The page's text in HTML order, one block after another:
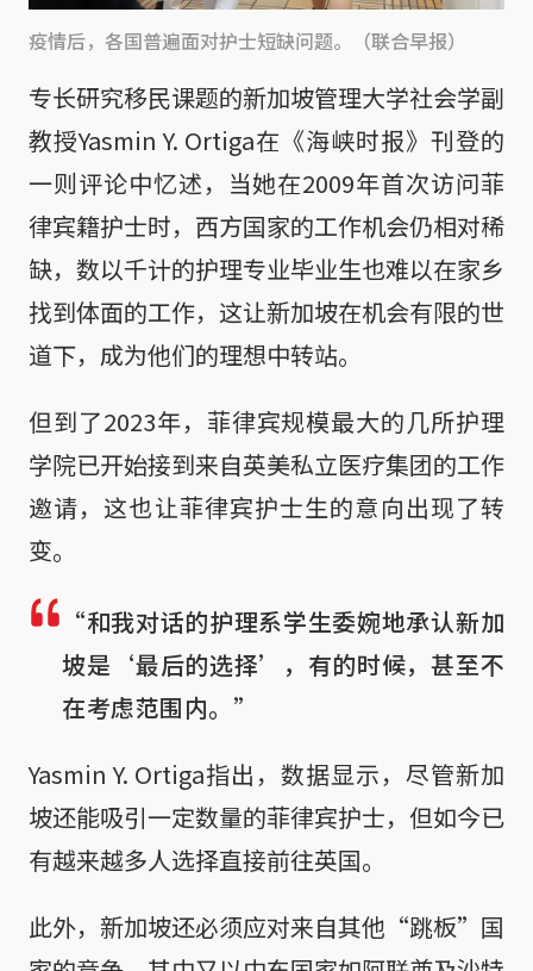
疫情后，各国普遍面对护士短缺问题。（联合早报）
专长研究移民课题的新加坡管理大学社会学副
教授Yasmin Y. Ortiga在《海峡时报》刊登的
一则评论中忆述，当她在2009年首次访问菲
律宾籍护士时，西方国家的工作机会仍相对稀
缺，数以千计的护理专业毕业生也难以在家乡
找到体面的工作，这让新加坡在机会有限的世
道下，成为他们的理想中转站。
但到了2023年，菲律宾规模最大的几所护理
学院已开始接到来自英美私立医疗集团的工作
邀请，这也让菲律宾护士生的意向出现了转
变。
“和我对话的护理系学生委婉地承认新加
坡是‘最后的选择’，有的时候，甚至不
在考虑范围内。”
Yasmin Y. Ortiga指出，数据显示，尽管新加
坡还能吸引一定数量的菲律宾护士，但如今已
有越来越多人选择直接前往英国。
此外，新加坡还必须应对来自其他“跳板”国